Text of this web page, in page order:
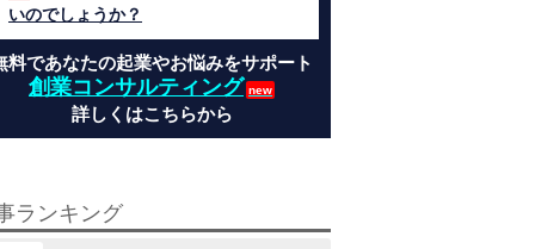
いのでしょうか？
料であなたの起業やお悩みをサポート
創業コンサルティング
詳しくはこちらから
ランキング